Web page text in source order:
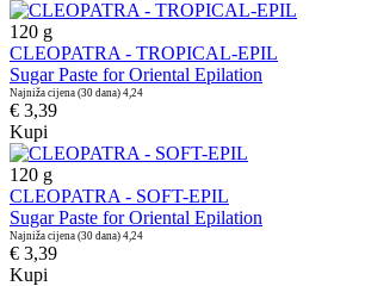
120 g
CLEOPATRA - TROPICAL-EPIL
Sugar Paste for Oriental Epilation
Najniža cijena (30 dana) 4,24
€ 3,39
Kupi
120 g
CLEOPATRA - SOFT-EPIL
Sugar Paste for Oriental Epilation
Najniža cijena (30 dana) 4,24
€ 3,39
Kupi